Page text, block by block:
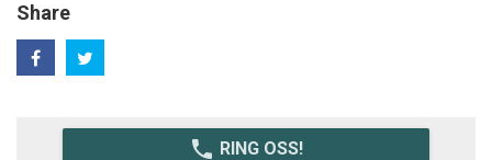
Share
local_phone RING OSS!